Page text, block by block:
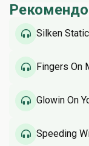
Silken Static
Fingers On
Glowin On
Speeding